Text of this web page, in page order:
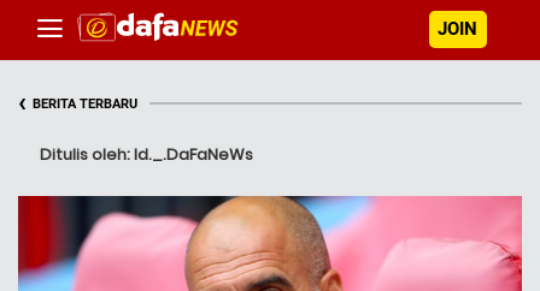
JOIN
‹ BERITA TERBARU
Ditulis oleh: Id._.DaFaNeWs